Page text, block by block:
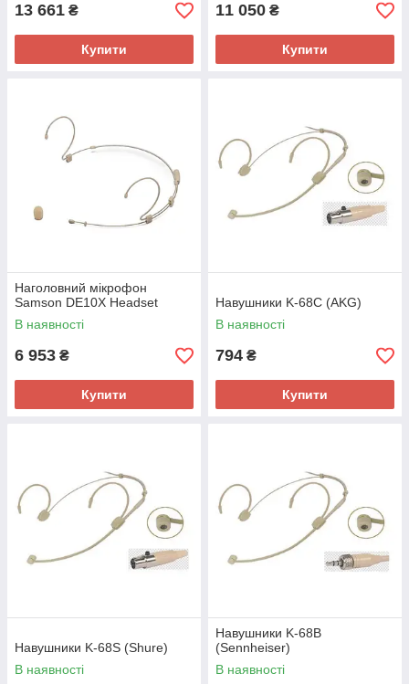
13 661 ₴
Купити
11 050 ₴
Купити
Наголовний мікрофон
Samson DE10X Headset
В наявності
6 953 ₴
Купити
Навушники K-68C (AKG)
В наявності
794 ₴
Купити
Навушники K-68S (Shure)
В наявності
Навушники K-68B
(Sennheiser)
В наявності